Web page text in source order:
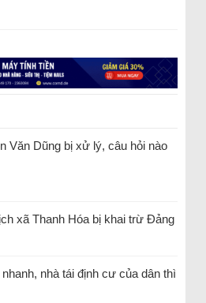
Văn Dũng bị xử lý, câu hỏi nào
xã Thanh Hóa bị khai trừ Đảng
nhà tái định cư của dân thì